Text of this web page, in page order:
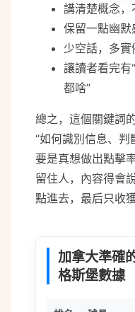
講清楚概念，
保留一點幽
少空話，多實
讓讀者看完有
都啥”
總之，這個關鍵詞
“如何識別信息、判
要是真想做出點擊
留住人，內容得會
點進去，最后只收
加拿大準確
格斯堡數據